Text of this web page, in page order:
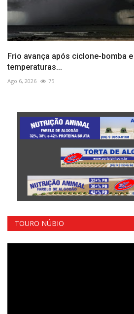
Frio avança após ciclone-bomba
temperaturas...
Ago 6, 2026 75
TOURO NÚBIO